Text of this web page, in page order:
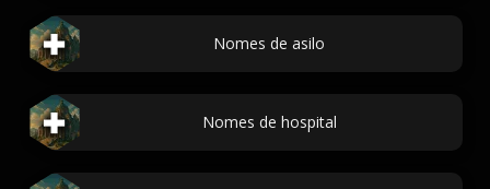
Nomes de asilo
Nomes de hospital